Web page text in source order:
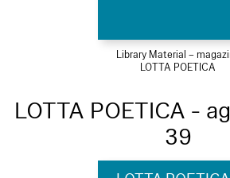
Library Material –
LOTTA POETICA
LOTTA POETICA -
39